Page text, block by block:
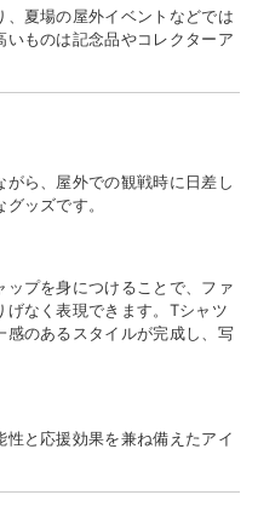
夏場の屋外イベントなどでは
ものは記念品やコレクターア
ら、屋外での観戦時に日差し
ッズです。
プを身につけることで、ファ
なく表現できます。 Tシャツ
のあるスタイルが完成し、写
と応援効果を兼ね備えたアイ